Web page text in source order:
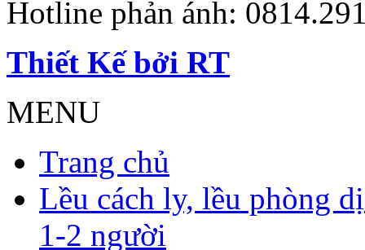
Hotline phản ánh:
Thiết Kế bởi RT
MENU
Trang chủ
Lều cách ly, lều phòng
1-2 người